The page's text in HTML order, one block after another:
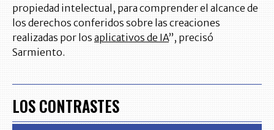
propiedad intelectual, para comprender el alcance de
los derechos conferidos sobre las creaciones
realizadas por los aplicativos de IA”, precisó
Sarmiento.
LOS CONTRASTES